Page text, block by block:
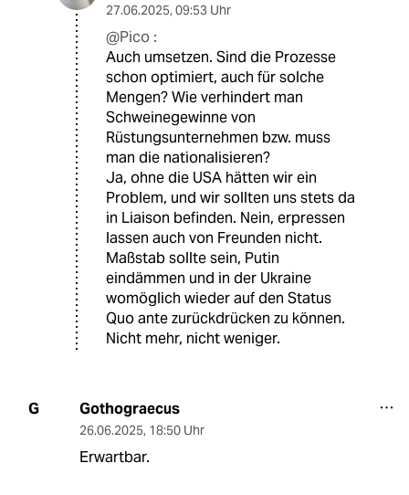
27.06.2025, 09:53 Uhr
@Pico :
Auch umsetzen. Sind die Prozesse
schon optimiert, auch für solche
Mengen? Wie verhindert man
Schweinegewinne von
Rüstungsunternehmen bzw. muss
man die nationalisieren?
Ja, ohne die USA hätten wir ein
Problem, und wir sollten uns stets da
in Liaison befinden. Nein, erpressen
lassen auch von Freunden nicht.
Maßstab sollte sein, Putin
eindämmen und in der Ukraine
womöglich wieder auf den Status
Quo ante zurückdrücken zu können.
Nicht mehr, nicht weniger.
G Gothograecus
26.06.2025, 18:50 Uhr
Erwartbar.